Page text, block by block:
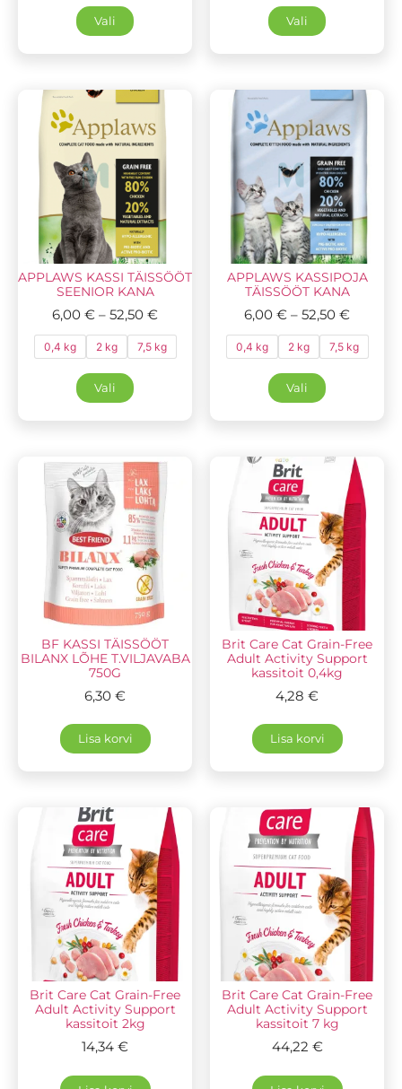
Vali Vali
APPLAWS KASSI TÄISSÖÖT
SEENIOR KANA
6,00 € – 52,50 €
0,4 kg 2 kg 7,5 kg
Vali
APPLAWS KASSIPOJA
TÄISSÖÖT KANA
6,00 € – 52,50 €
0,4 kg 2 kg 7,5 kg
Vali
BF KASSI TÄISSÖÖT
BILANX LÕHE T.VILJAVABA
750G
6,30 €
Lisa korvi
Brit Care Cat Grain-Free
Adult Activity Support
kassitoit 0,4kg
4,28 €
Lisa korvi
Brit Care Cat Grain-Free
Adult Activity Support
kassitoit 2kg
14,34 €
Brit Care Cat Grain-Free
Adult Activity Support
kassitoit 7 kg
44,22 €